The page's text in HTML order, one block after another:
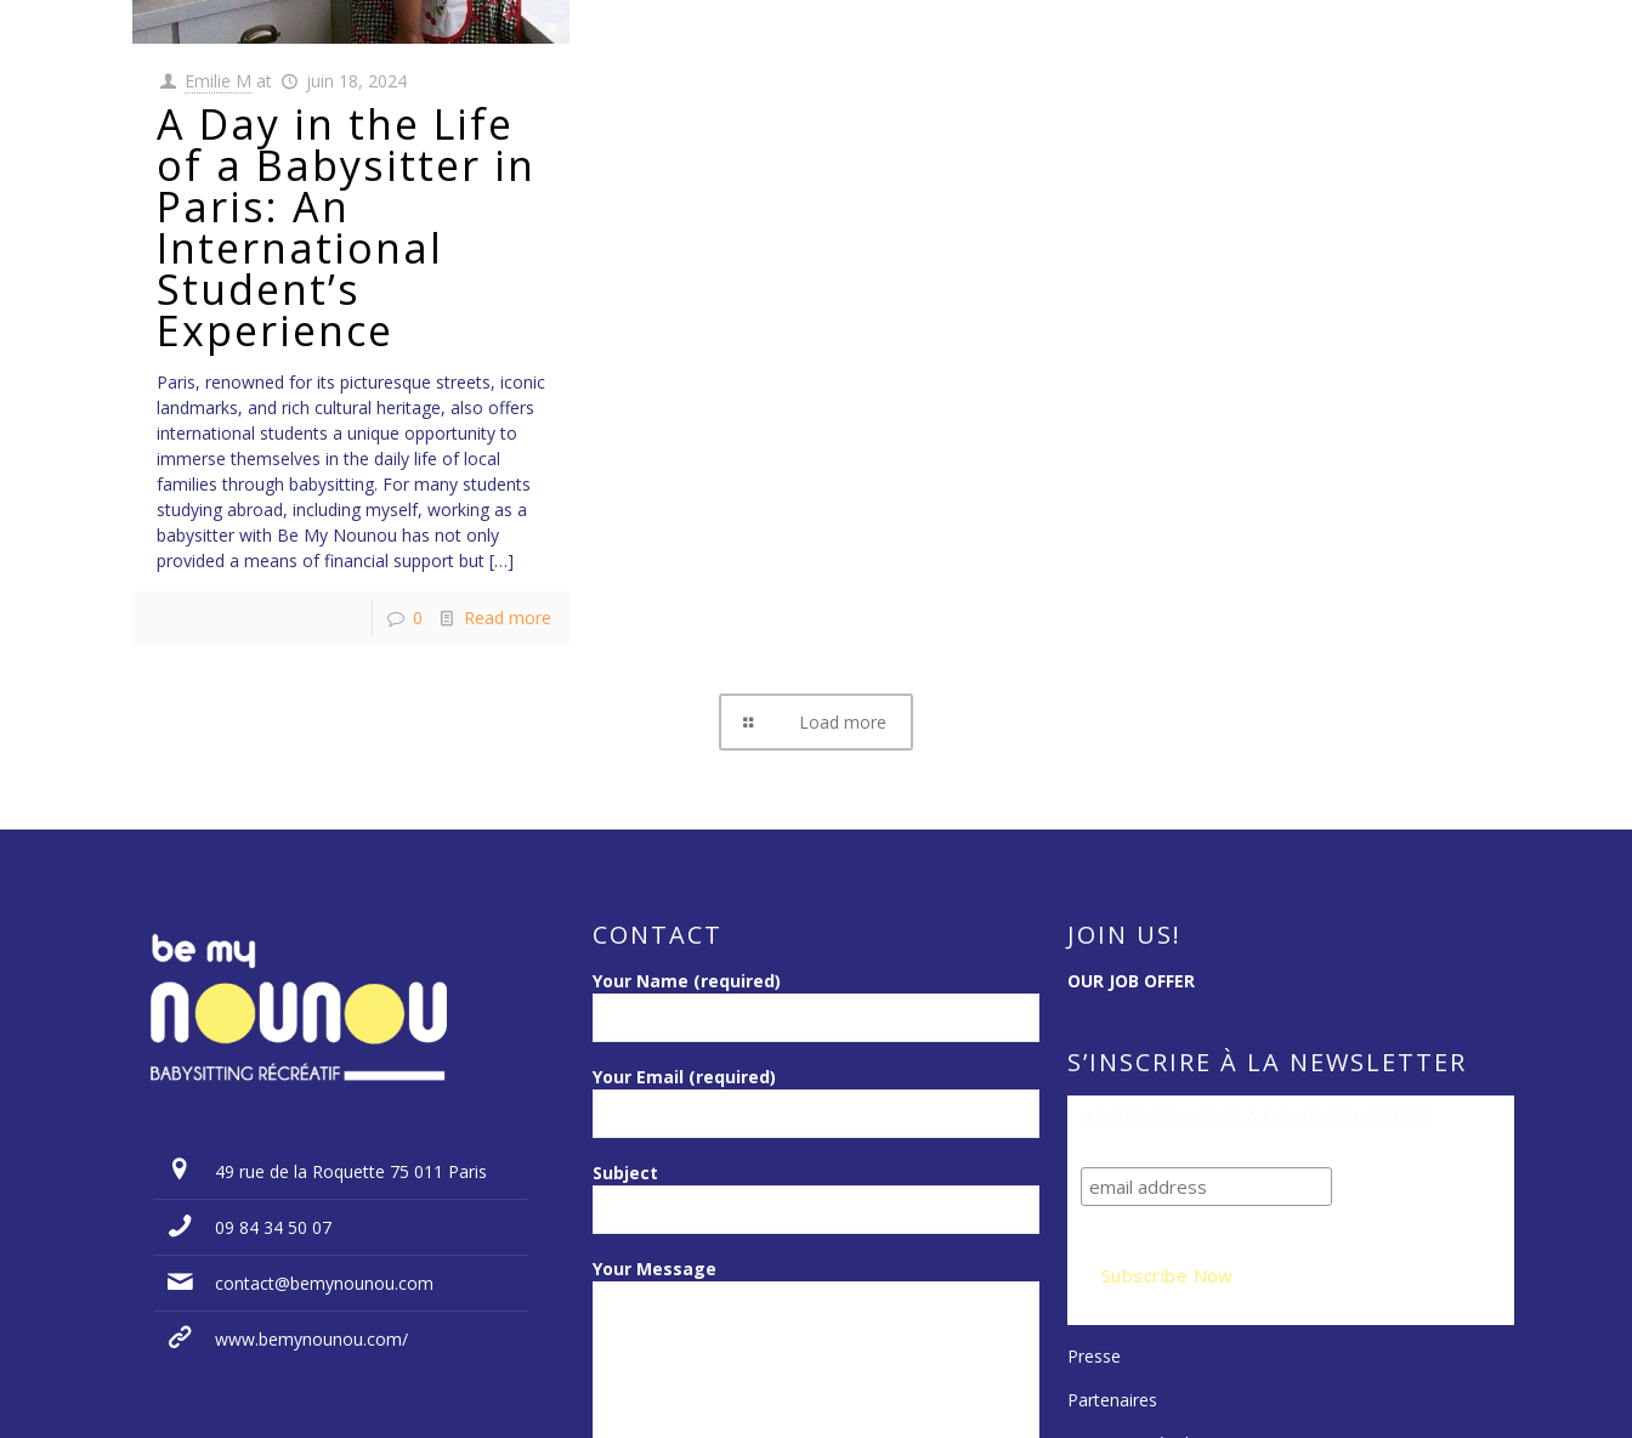
Emilie M at juin 18, 2024
A Day in the Life
of a Babysitter in
Paris: An
International
Student’s
Experience
Paris, renowned for its picturesque streets, iconic
landmarks, and rich cultural heritage, also offers
international students a unique opportunity to
immerse themselves in the daily life of local
families through babysitting. For many students
studying abroad, including myself, working as a
babysitter with Be My Nounou has not only
provided a means of financial support but[…]
0 Read more
Load more
49 rue de la Roquette 75 011 Paris
09 84 34 50 07
contact@bemynounou.com
www.bemynounou.com/
CONTACT
Your Name (required)
Your Email (required)
Subject
Your Message
JOIN US!
OUR JOB OFFER
S’INSCRIRE À LA NEWSLETTER
Presse
Partenaires